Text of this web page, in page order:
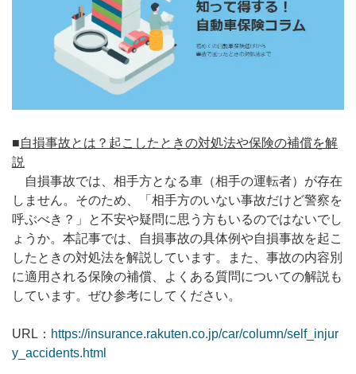
■自損事故とは？起こしたときの対処法や保険の補償を解
説
自損事故では、相手方となる車（相手の運転者）が存在
しません。そのため、「相手方のいない事故だけど警察を
呼ぶべき？」と不安や疑問に思う方もいるのではないでし
ょうか。本記事では、自損事故の具体例や自損事故を起こ
したときの対処法を解説しています。また、事故の内容別
に適用される保険の補償、よくある質問についての解説も
しています。ぜひ参考にしてください。
URL： https://insurance.rakuten.co.jp/car/column/self_injur
y_accidents.html